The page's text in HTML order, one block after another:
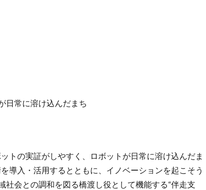
日常に溶け込んだまち
トの実証がしやすく、ロボットが日常に溶け込んだま
導入・活用するとともに、イノベーションを起こそう
会との調和を図る橋渡し役として機能する“伴走支